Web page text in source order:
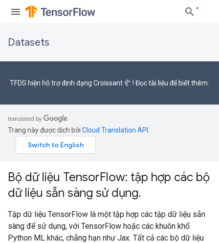
Datasets
TFDS hiện hỗ trợđịnh dạng Croissant 🥐 ! Đọctài liệu để biết thêm.
Trang này được dịch bởi Cloud Translation API
Bộ dữ liệu TensorFlow: tập hợp các bộ
dữ liệu sẵn sàng sử dụng.
Tập dữ liệu TensorFlow là một tập hợp các tập dữ liệu sẵn
sàng để sử dụng, với TensorFlow hoặc các khuôn khổ
Python ML khác, chẳng hạn như Jax. Tất cả các bộ dữ liệu